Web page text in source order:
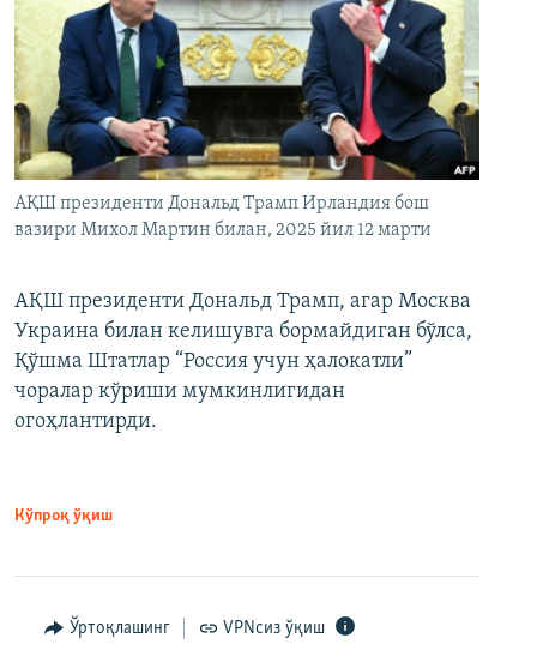
АҚШ президенти Дональд Трамп Ирландия бош
вазири Михол Мартин билан, 2025 йил 12 марти
АҚШ президенти Дональд Трамп, агар Москва
Украина билан келишувга бормайдиган бўлса,
Қўшма Штатлар “Россия учун ҳалокатли”
чоралар кўриши мумкинлигидан
огоҳлантирди.
Кўпроқ ўқиш
Ўртоқлашинг VPNсиз ўқиш